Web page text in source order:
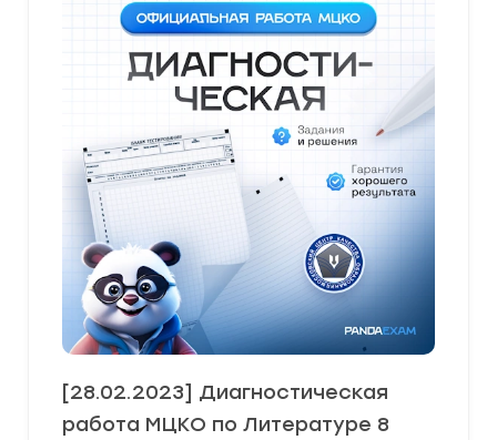
[28.02.2023] Диагностическая
работа МЦКО по Литературе 8